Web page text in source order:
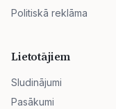
Politiskā reklāma
Lietotājiem
Sludinājumi
Pasākumi